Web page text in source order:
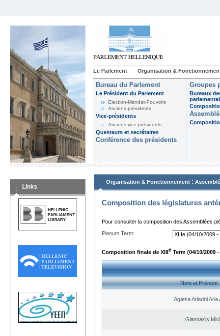
Le Parlement Organisation &
Bureau du Parlement
Le Président du Parlement
Election-Mandat-Pouvoirs
Anciens présidents
Vice-présidents
Anciens vice-présidents
Questeurs et secrétaires
Conférence des présidents
Groupes
Bureaux
Links
Organisation & Fonctionnement :
Composition des législatures
Pour consulter la composition des Assemblées
Plenum Term:
Composition finale de XIIIe Term (04/10/2009 -
Nom et Prénom
Agatsa Ariadni Aria
Giannakis